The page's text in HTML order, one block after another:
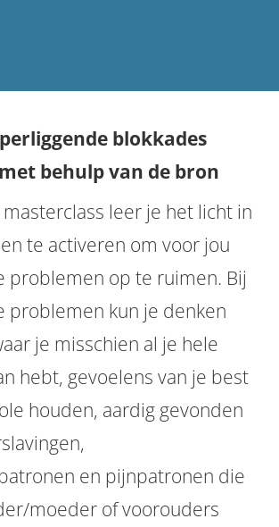
blokkades
behulp van de bron
leer je het licht in
te activeren om voor jou
problemen op te ruimen. Bij
problemen kun je denken
je misschien al je hele
hebt, gevoelens van je best
houden, aardig gevonden
en pijnpatronen die
moeder of voorouders